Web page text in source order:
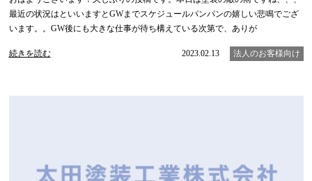
最近の状況はといいますとGWまでスケジュールパンパンの嬉しい悲鳴でござ
います。。GW後にも大きな仕事が待ち構えている次第で、ありが
続きを読む 2023.02.13 法人のお客様向け